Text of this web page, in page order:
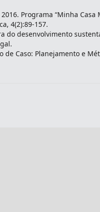
2016. Programa “Minha
4(2):89-157.
do desenvolvimento
de Caso: Planejamento e